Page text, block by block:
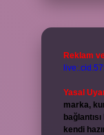
Reklam
Yasal
marka,
kendi